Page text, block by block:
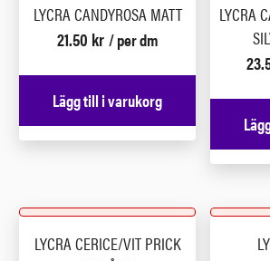
LYCRA CANDYROSA MATT
21.50 kr / per dm
Lägg till i varukorg
LYCRA
LYCRA CERICE/VIT PRICK